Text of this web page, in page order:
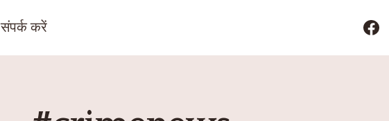
संपर्क करें